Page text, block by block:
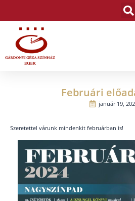
content
Februári
január 19,
Szeretettel várunk mindenkit februárban is!